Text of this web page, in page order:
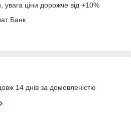
увага ціни дорожче від +10%
Банк
14 днів за домовленістю